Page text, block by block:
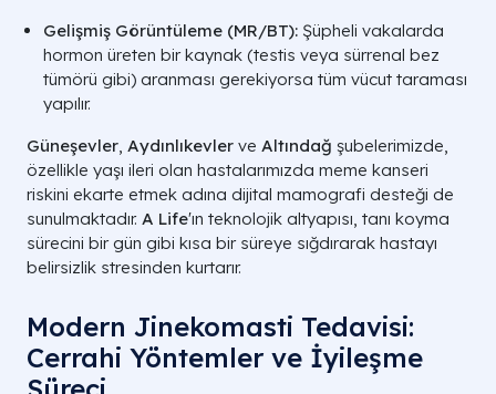
Gelişmiş Görüntüleme (MR/BT): Şüpheli vakalarda
hormon üreten bir kaynak (testis veya sürrenal bez
tümörü gibi) aranması gerekiyorsa tüm vücut taraması
yapılır.
Güneşevler, Aydınlıkevler ve Altındağ şubelerimizde,
özellikle yaşı ileri olan hastalarımızda meme kanseri
riskini ekarte etmek adına dijital mamografi desteği de
sunulmaktadır. A Life'ın teknolojik altyapısı, tanı koyma
sürecini bir gün gibi kısa bir süreye sığdırarak hastayı
belirsizlik stresinden kurtarır.
Modern Jinekomasti Tedavisi:
Cerrahi Yöntemler ve İyileşme